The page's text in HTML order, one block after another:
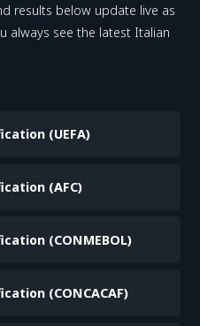
results below update live as
always see the latest Italian
(UEFA)
(AFC)
(CONMEBOL)
(CONCACAF)